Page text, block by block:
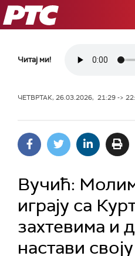
РТС
Читај ми!
ЧЕТВРТАК, 26.03.2026, 21:29 ->
Вучић:
играју са
захтевима и
настави